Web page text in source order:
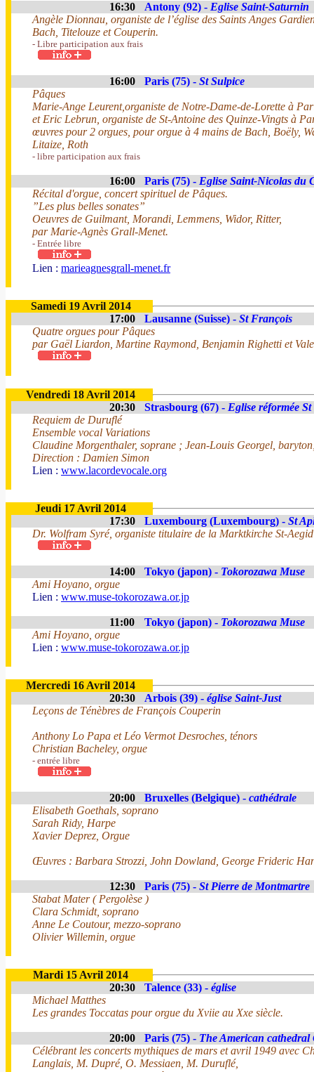
16:30 Antony (92) - Eglise Saint-Saturnin
Angèle Dionnau, organiste de l’église des Saints Anges
Bach, Titelouze et Couperin.
- Libre participation aux frais
16:00 Paris (75) - St Sulpice
Pâques
Marie-Ange Leurent,organiste de Notre-Dame-de-Lorette à
et Eric Lebrun, organiste de St-Antoine des Quinze-Vingts à
œuvres pour 2 orgues, pour orgue à 4 mains de Bach, Boëly,
Litaize, Roth
- libre participation aux frais
16:00 Paris (75) - Eglise Saint-Nicolas du
Récital d'orgue, concert spirituel de Pâques.
”Les plus belles sonates”
Oeuvres de Guilmant, Morandi, Lemmens, Widor, Ritter,
par Marie-Agnès Grall-Menet.
- Entrée libre
Lien : marieagnesgrall-menet.fr
Samedi 19 Avril 2014
17:00
Lausanne (Suisse) - St François
Quatre orgues pour Pâques
par Gaël Liardon, Martine Raymond, Benjamin Righetti et
Vendredi 18 Avril 2014
20:30
Strasbourg (67) - Eglise réformée
Requiem de Duruflé
Ensemble vocal Variations
Claudine Morgenthaler, soprane ; Jean-Louis Georgel,
Direction : Damien Simon
Lien : www.lacordevocale.org
Jeudi 17 Avril 2014
17:30
Luxembourg (Luxembourg) - St
Dr. Wolfram Syré, organiste titulaire de la Marktkirche St-
14:00 Tokyo (japon) - Tokorozawa Muse
Ami Hoyano, orgue
Lien : www.muse-tokorozawa.or.jp
11:00 Tokyo (japon) - Tokorozawa Muse
Ami Hoyano, orgue
Lien : www.muse-tokorozawa.or.jp
Mercredi 16 Avril 2014
20:30
Arbois (39) - église Saint-Just
Leçons de Ténèbres de François Couperin
Anthony Lo Papa et Léo Vermot Desroches, ténors
Christian Bacheley, orgue
- entrée libre
20:00 Bruxelles (Belgique) - cathédrale
Elisabeth Goethals, soprano
Sarah Ridy, Harpe
Xavier Deprez, Orgue
Œuvres : Barbara Strozzi, John Dowland, George Frideric
12:30 Paris (75) - St Pierre de Montmartre
Stabat Mater ( Pergolèse )
Clara Schmidt, soprano
Anne Le Coutour, mezzo-soprano
Olivier Willemin, orgue
Mardi 15 Avril 2014
20:30
Talence (33) - église
Michael Matthes
Les grandes Toccatas pour orgue du Xviie au Xxe siècle.
20:00 Paris (75) - The American cathedral
Célébrant les concerts mythiques de mars et avril 1949 avec
Langlais, M. Dupré, O. Messiaen, M. Duruflé,